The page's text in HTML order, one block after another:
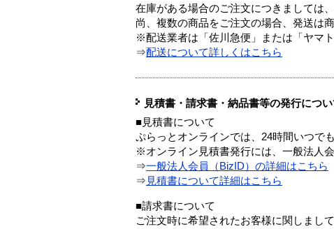
在庫がある場合のご注文につきましては
尚、複数の商品をご注文の場合、発送は
※配送業者は「佐川急便」または「ヤマ
⇒配送について詳しくはこちら
見積書・請求書・納品書等の発行につい
■見積書について
ぷらっとオンラインでは、24時間いつで
※オンライン見積書発行には、一般法人
⇒一般法人会員（BizID）の詳細はこちら
⇒ 見積書について詳細はこちら
■請求書について
ご注文時に希望されたお客様に関しまし